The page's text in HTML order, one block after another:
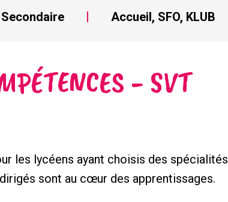
Secondaire Accueil, SFO, KLUB
- SVT
les lycéens ayant choisis des
sont au cœur des apprentissages.